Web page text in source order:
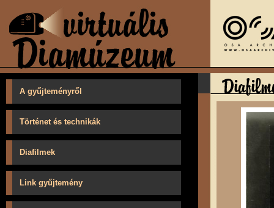
A gyűjteményről
Történet és technikák
Diafilmek
Link gyűjtemény